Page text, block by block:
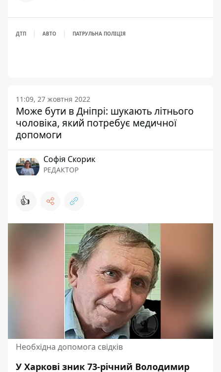
ДТП АВТО ПАТРУЛЬНА ПОЛІЦІЯ
11:09, 27 жовтня 2022
Може бути в Дніпрі: шукають літнього
чоловіка, який потребує медичної
допомоги
Софія Скорик
РЕДАКТОР
👍
Необхідна допомога свідків
У Харкові зник 73-річний Володимир